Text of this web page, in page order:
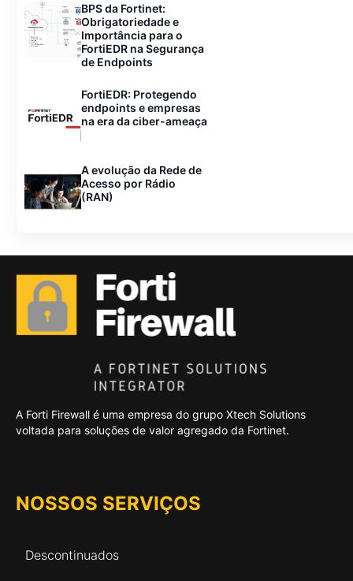
BPS da Fortinet:
Obrigatoriedade e
Importância para o
FortiEDR na Segurança
de Endpoints
FortiEDR: Protegendo
endpoints e empresas
na era da ciber-ameaça
A evolução da Rede de
Acesso por Rádio
(RAN)
A Forti Firewall é uma empresa do grupo Xtech Solutions
voltada para soluções de valor agregado da Fortinet.
NOSSOS SERVIÇOS
Descontinuados